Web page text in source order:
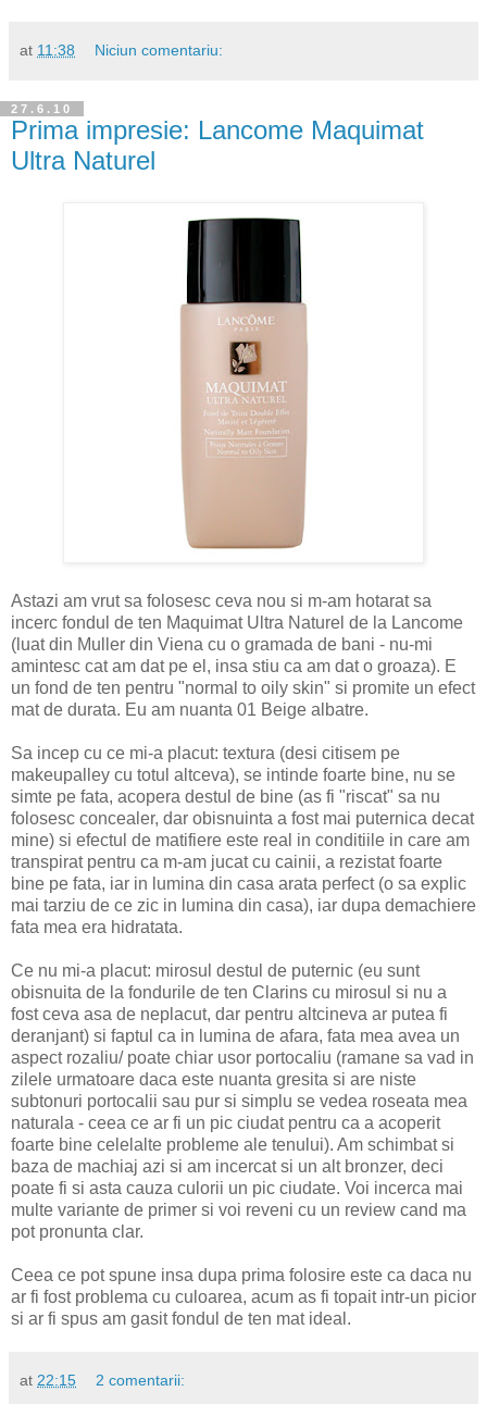
at 11:38 Niciun comentariu:
27.6.10
Prima impresie: Lancome Maquimat
Ultra Naturel
Astazi am vrut sa folosesc ceva nou si m-am hotarat sa
incerc fondul de ten Maquimat Ultra Naturel de la Lancome
(luat din Muller din Viena cu o gramada de bani - nu-mi
amintesc cat am dat pe el, insa stiu ca am dat o groaza). E
un fond de ten pentru "normal to oily skin" si promite un efect
mat de durata. Eu am nuanta 01 Beige albatre.
Sa incep cu ce mi-a placut: textura (desi citisem pe
makeupalley cu totul altceva), se intinde foarte bine, nu se
simte pe fata, acopera destul de bine (as fi "riscat" sa nu
folosesc concealer, dar obisnuinta a fost mai puternica decat
mine) si efectul de matifiere este real in conditiile in care am
transpirat pentru ca m-am jucat cu cainii, a rezistat foarte
bine pe fata, iar in lumina din casa arata perfect (o sa explic
mai tarziu de ce zic in lumina din casa), iar dupa demachiere
fata mea era hidratata.
Ce nu mi-a placut: mirosul destul de puternic (eu sunt
obisnuita de la fondurile de ten Clarins cu mirosul si nu a
fost ceva asa de neplacut, dar pentru altcineva ar putea fi
deranjant) si faptul ca in lumina de afara, fata mea avea un
aspect rozaliu/ poate chiar usor portocaliu (ramane sa vad in
zilele urmatoare daca este nuanta gresita si are niste
subtonuri portocalii sau pur si simplu se vedea roseata mea
naturala - ceea ce ar fi un pic ciudat pentru ca a acoperit
foarte bine celelalte probleme ale tenului). Am schimbat si
baza de machiaj azi si am incercat si un alt bronzer, deci
poate fi si asta cauza culorii un pic ciudate. Voi incerca mai
multe variante de primer si voi reveni cu un review cand ma
pot pronunta clar.
Ceea ce pot spune insa dupa prima folosire este ca daca nu
ar fi fost problema cu culoarea, acum as fi topait intr-un picior
si ar fi spus am gasit fondul de ten mat ideal.
at 22:15 2 comentarii: